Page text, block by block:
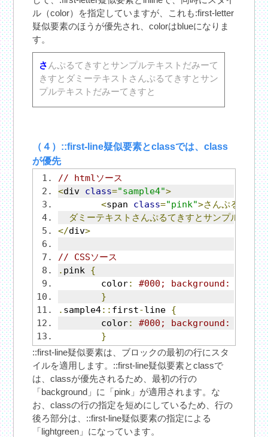
ル（color）を指定していますが、これも:first-letter
疑似要素のほうが優先され、colorはblueになりま
す。
さ んぷるてきすとサンプルテキストだみーて
きすとダミーテキストさんぷるてきすとサン
プルテキストだみーてきすと
（４）::first-line疑似要素とclassでは、class
が優先
// htmlソース
<div class="sample4">
<span class="pink">さんぷるてき
ダミーテキストさんぷるてきすとサンプルテキ
</div>
// CSSソース
. pink {
	color
:
#000; background: pink;
}
. sample4:: first-line {
	color
:
#000; background:
}
::first-line疑似要素は、ブロックの最初の行にスタ
イルを適用します。::first-line疑似要素とclassで
は、classが優先されるため、最初の行の
「background」に「pink」が適用されます。な
お、classの行の指定を短めにしているため、行の
後ろ部分は、::first-line疑似要素の指定による
「lightgreen」になっています。